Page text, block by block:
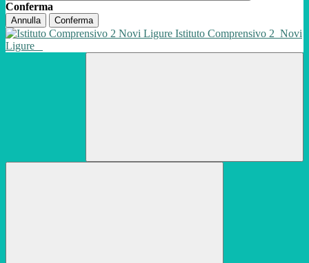
Conferma
Annulla Conferma
Istituto Comprensivo 2 Novi
Ligure